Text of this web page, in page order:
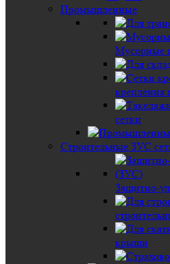
Промышленные
Мусорные
крепления
сетки
Строительные ЗУС
Защитно-
крыши